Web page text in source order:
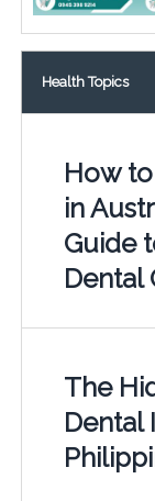
Health Topics
How
in
Guide
Dental
The
Dental